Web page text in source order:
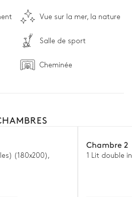
Vue sur la mer, la nature
Salle de sport
Cheminée
(180x200),
Chambre 2
1 Lit double